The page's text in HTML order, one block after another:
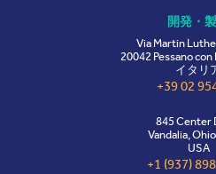
開発・
Via Martin
20042 Pessano con
イタリ
+39 02
845 Center
Vandalia,
USA
+1 (937)